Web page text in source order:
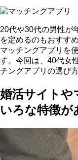
20代や30代の男性が
を定めるのもおすすめ
マッチングアプリを
す。今回は、40代女
チングアプリの選び
婚活サイトや
いろな特徴が